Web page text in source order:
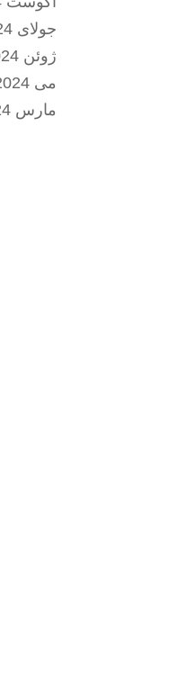
جولای 2024
ژوئن 2024
می 2024
مارس 2024